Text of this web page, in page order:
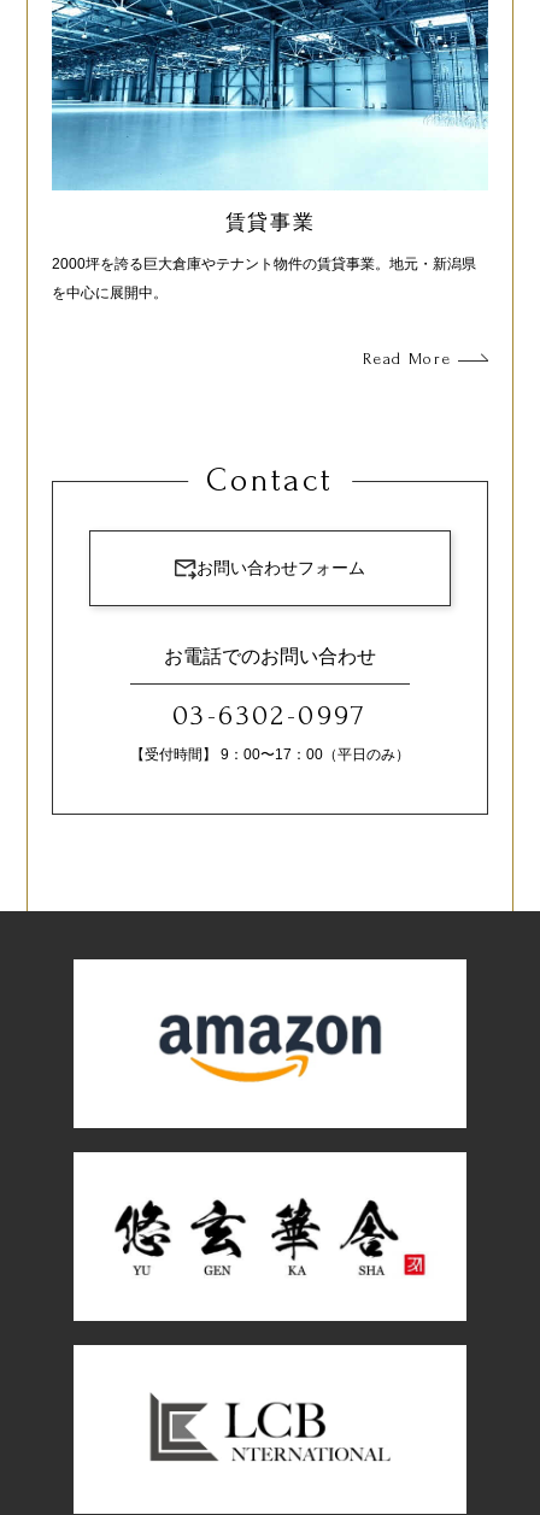
賃貸事業
2000坪を誇る巨大倉庫やテナント物件の賃貸事業。地元・新潟県
を中心に展開中。
Read More
Contact
お問い合わせフォーム
お電話でのお問い合わせ
03-6302-0997
【受付時間】 9：00〜17：00（平日のみ）